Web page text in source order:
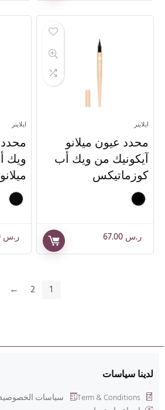
ايلاينر
محدد عيون ميلانو
آيكونيك من ويك أب
كوزماتيكس
ر.س67.00
ايلاينر
ويك
ميلانو
ر.س40.00
1
2
←
لدينا سياسات
Term & Conditions سياسات الخصوصية